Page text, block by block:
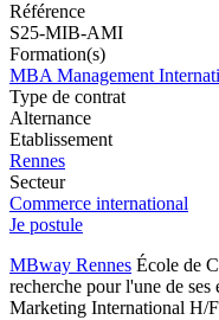
Référence
S25-MIB-AMI
Formation(s)
MBA Management
Type de contrat
Alternance
Etablissement
Rennes
Secteur
Commerce international
Je postule
MBway Rennes École de
recherche pour l'une de
Marketing International H/